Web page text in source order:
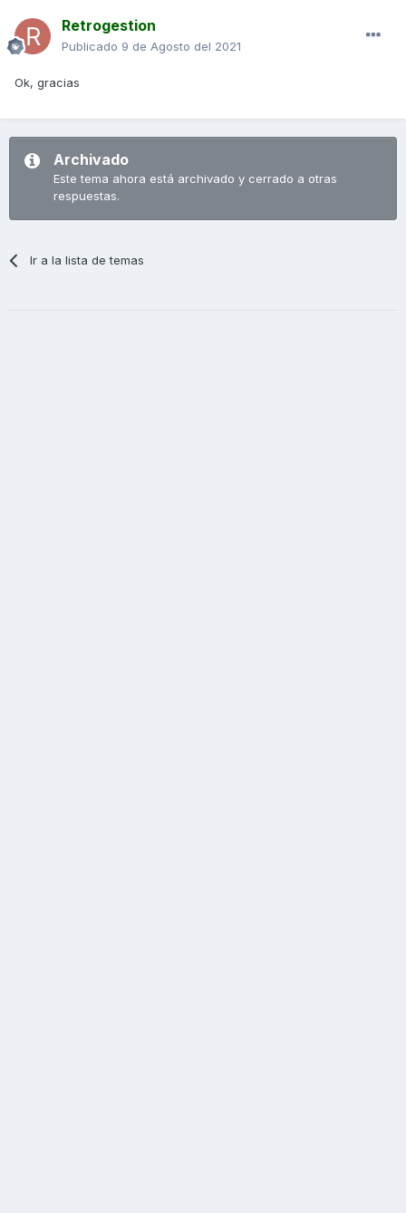
Retrogestion
Publicado 9 de Agosto del 2021
Ok, gracias
Archivado
Este tema ahora está archivado y cerrado a otras
respuestas.
Ir a la lista de temas